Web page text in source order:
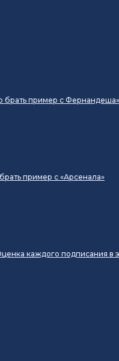
брать пример с Фернандеша»
пример с «Арсенала»
каждого подписания в